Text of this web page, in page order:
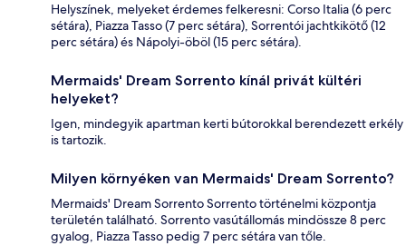
Helyszínek, melyeket érdemes felkeresni: Corso Italia (6 perc
sétára), Piazza Tasso (7 perc sétára), Sorrentói jachtkikötő (12
perc sétára) és Nápolyi-öböl (15 perc sétára).
Mermaids' Dream Sorrento kínál privát kültéri
helyeket?
Igen, mindegyik apartman kerti bútorokkal berendezett erkély
is tartozik.
Milyen környéken van Mermaids' Dream Sorrento?
Mermaids' Dream Sorrento Sorrento történelmi központja
területén található. Sorrento vasútállomás mindössze 8 perc
gyalog, Piazza Tasso pedig 7 perc sétára van tőle.